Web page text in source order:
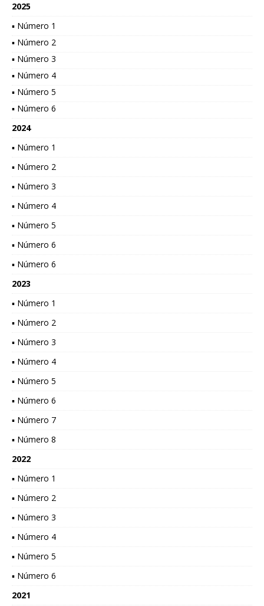
2025
▪ Número 1
▪ Número 2
▪ Número 3
▪ Número 4
▪ Número 5
▪ Número 6
2024
▪ Número 1
▪ Número 2
▪ Número 3
▪ Número 4
▪ Número 5
▪ Número 6
▪ Número 6
2023
▪ Número 1
▪ Número 2
▪ Número 3
▪ Número 4
▪ Número 5
▪ Número 6
▪ Número 7
▪ Número 8
2022
▪ Número 1
▪ Número 2
▪ Número 3
▪ Número 4
▪ Número 5
▪ Número 6
2021